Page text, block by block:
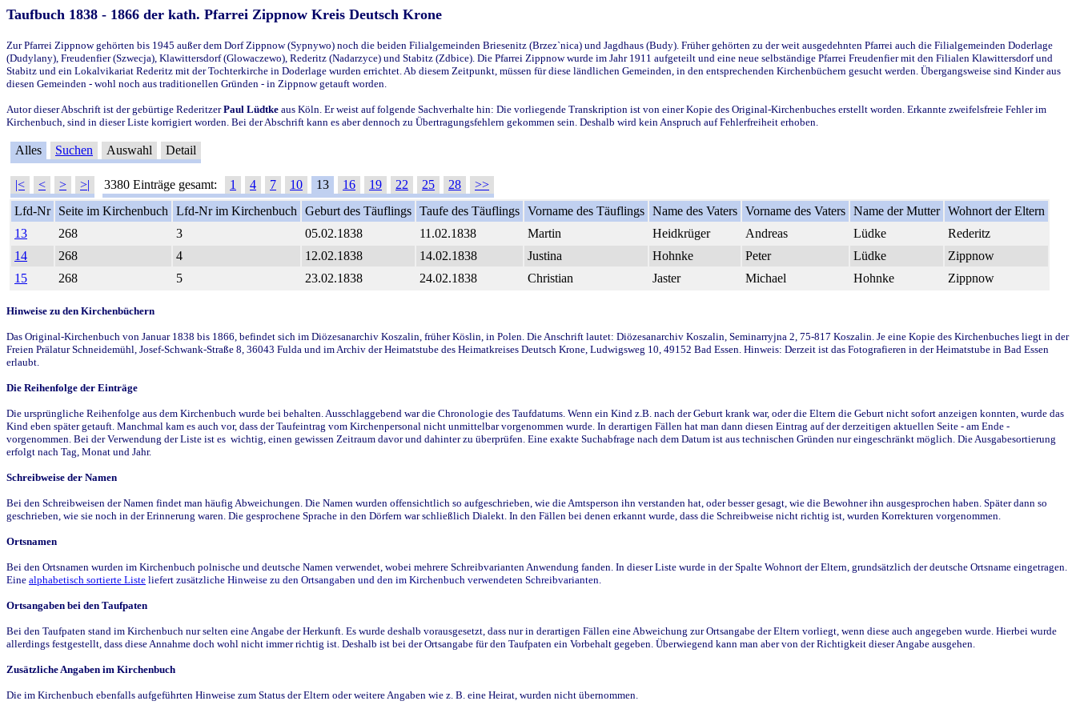
Taufbuch 1838 - 1866 der kath. Pfarrei Zippnow Kreis Deutsch Krone
Zur Pfarrei Zippnow gehörten bis 1945 außer dem Dorf Zippnow (Sypnywo) noch die beiden Filialgemeinden Briesenitz (Brzez`nica) und Jagdhaus (Budy). Früher gehörten zu der weit ausgedehnten Pfarrei auch die Filialgemeinden Doderlage
(Dudylany), Freudenfier (Szwecja), Klawittersdorf (Glowaczewo), Rederitz (Nadarzyce) und Stabitz (Zdbice). Die Pfarrei Zippnow wurde im Jahr 1911 aufgeteilt und eine neue selbständige Pfarrei Freudenfier mit den Filialen Klawittersdorf und
Stabitz und ein Lokalvikariat Rederitz mit der Tochterkirche in Doderlage wurden errichtet. Ab diesem Zeitpunkt, müssen für diese ländlichen Gemeinden, in den entsprechenden Kirchenbüchern gesucht werden. Übergangsweise sind Kinder aus
diesen Gemeinden - wohl noch aus traditionellen Gründen - in Zippnow getauft worden.
Autor dieser Abschrift ist der gebürtige RederitzerPaul Lüdtke aus Köln. Er weist auf folgende Sachverhalte hin: Die vorliegende Transkription ist von einer Kopie des Original-Kirchenbuches erstellt worden. Erkannte zweifelsfreie Fehler im
Kirchenbuch, sind in dieser Liste korrigiert worden. Bei der Abschrift kann es aber dennoch zu Übertragungsfehlern gekommen sein. Deshalb wird kein Anspruch auf Fehlerfreiheit erhoben.
Alles Suchen Auswahl Detail
|< < > >| 3380 Einträge gesamt: 1 4 7 10 13 16 19 22 25 28
>>
Lfd-Nr
Seite im Kirchenbuch Lfd-Nr im Kirchenbuch Geburt des Täuflings Taufe des Täuflings Vorname des Täuflings Name des Vaters Vorname des Vaters Name der Mutter Wohnort der Eltern
13
268 3 05.02.1838 11.02.1838 Martin Heidkrüger Andreas Lüdke
Rederitz
14
268 4 12.02.1838 14.02.1838 Justina Hohnke Peter Lüdke
Zippnow
15
268 5 23.02.1838 24.02.1838 Christian Jaster Michael Hohnke Zippnow
Hinweise zu den Kirchenbüchern
Das Original-Kirchenbuch von Januar 1838 bis 1866, befindet sich im Diözesanarchiv Koszalin, früher Köslin, in Polen. Die Anschrift lautet: Diözesanarchiv Koszalin, Seminarryjna 2, 75-817 Koszalin. Je eine Kopie des Kirchenbuches liegt in der
Freien Prälatur Schneidemühl, Josef-Schwank-Straße 8, 36043 Fulda und im Archiv der Heimatstube des Heimatkreises Deutsch Krone, Ludwigsweg 10, 49152 Bad Essen. Hinweis: Derzeit ist das Fotografieren in der Heimatstube in Bad Essen
erlaubt.
Die Reihenfolge der Einträge
Die ursprüngliche Reihenfolge aus dem Kirchenbuch wurde bei behalten. Ausschlaggebend war die Chronologie des Taufdatums. Wenn ein Kind z.B. nach der Geburt krank war, oder die Eltern die Geburt nicht sofort anzeigen konnten, wurde das
Kind eben später getauft. Manchmal kam es auch vor, dass der Taufeintrag vom Kirchenpersonal nicht unmittelbar vorgenommen wurde. In derartigen Fällen hat man dann diesen Eintrag auf der derzeitigen aktuellen Seite - am Ende -
vorgenommen. Bei der Verwendung der Liste ist es wichtig, einen gewissen Zeitraum davor und dahinter zu überprüfen. Eine exakte Suchabfrage nach dem Datum ist aus technischen Gründen nur eingeschränkt möglich. Die Ausgabesortierung
erfolgt nach Tag, Monat und Jahr.
Schreibweise der Namen
Bei den Schreibweisen der Namen findet man häufig Abweichungen. Die Namen wurden offensichtlich so aufgeschrieben, wie die Amtsperson ihn verstanden hat, oder besser gesagt, wie die Bewohner ihn ausgesprochen haben. Später dann so
geschrieben, wie sie noch in der Erinnerung waren. Die gesprochene Sprache in den Dörfern war schließlich Dialekt. In den Fällen bei denen erkannt wurde, dass die Schreibweise nicht richtig ist, wurden Korrekturen vorgenommen.
Ortsnamen
Bei den Ortsnamen wurden im Kirchenbuch polnische und deutsche Namen verwendet, wobei mehrere Schreibvarianten Anwendung fanden. In dieser Liste wurde in der Spalte Wohnort der Eltern, grundsätzlich der deutsche Ortsname eingetragen.
Eine alphabetisch sortierte Liste liefert zusätzliche Hinweise zu den Ortsangaben und den im Kirchenbuch verwendeten Schreibvarianten.
Ortsangaben bei den Taufpaten
Bei den Taufpaten stand im Kirchenbuch nur selten eine Angabe der Herkunft. Es wurde deshalb vorausgesetzt, dass nur in derartigen Fällen eine Abweichung zur Ortsangabe der Eltern vorliegt, wenn diese auch angegeben wurde. Hierbei wurde
allerdings festgestellt, dass diese Annahme doch wohl nicht immer richtig ist. Deshalb ist bei der Ortsangabe für den Taufpaten ein Vorbehalt gegeben. Überwiegend kann man aber von der Richtigkeit dieser Angabe ausgehen.
Zusätzliche Angaben im Kirchenbuch
Die im Kirchenbuch ebenfalls aufgeführten Hinweise zum Status der Eltern oder weitere Angaben wie z. B. eine Heirat, wurden nicht übernommen.